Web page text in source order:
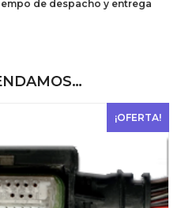
de despacho y entrega
¡OFERTA!